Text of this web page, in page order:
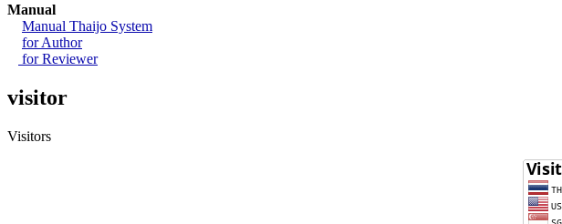
Manual
Manual Thaijo System
for Author
for Reviewer
visitor
Visitors